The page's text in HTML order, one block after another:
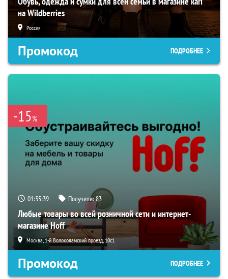
на Wildberries
Россия
Промокод ПОДРОБНЕЕ
-15%
01:35:37 Получили:83
Любые товары во всей розничной сети и интернет-
магазине Hoff
Москва, 1-й Волоколамский проезд, 10с1
Промокод ПОДРОБНЕЕ